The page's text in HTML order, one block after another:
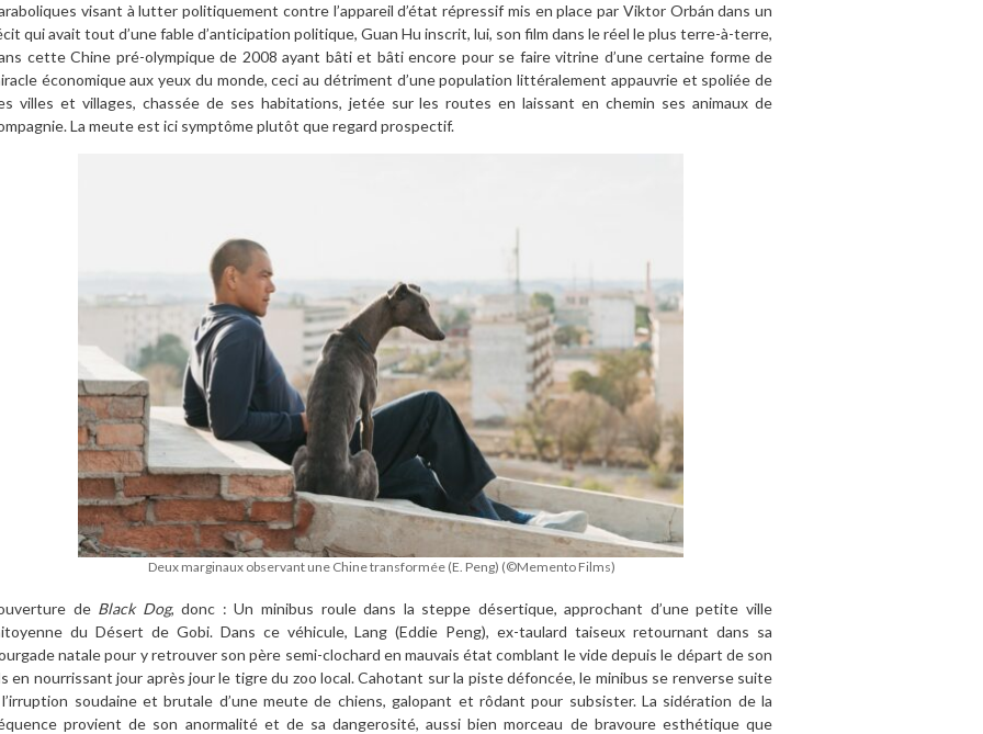
visant à lutter politiquement contre l’appareil d’état répressif mis en place par Viktor Orbán dans un
qui avait tout d’une fable d’anticipation politique, Guan Hu inscrit, lui, son film dans le réel le plus terre-à-terre,
cette Chine pré-olympique de 2008 ayant bâti et bâti encore pour se faire vitrine d’une certaine forme de
économique aux yeux du monde, ceci au détriment d’une population littéralement appauvrie et spoliée de
villes et villages, chassée de ses habitations, jetée sur les routes en laissant en chemin ses animaux de
La meute est ici symptôme plutôt que regard prospectif.
Deux marginaux observant une Chine transformée (E. Peng) (©Memento Films)
de Black Dog, donc : Un minibus roule dans la steppe désertique, approchant d’une petite ville
du Désert de Gobi. Dans ce véhicule, Lang (Eddie Peng), ex-taulard taiseux retournant dans sa
natale pour y retrouver son père semi-clochard en mauvais état comblant le vide depuis le départ de son
en nourrissant jour après jour le tigre du zoo local. Cahotant sur la piste défoncée, le minibus se renverse suite
soudaine et brutale d’une meute de chiens, galopant et rôdant pour subsister. La sidération de la
provient de son anormalité et de sa dangerosité, aussi bien morceau de bravoure esthétique que